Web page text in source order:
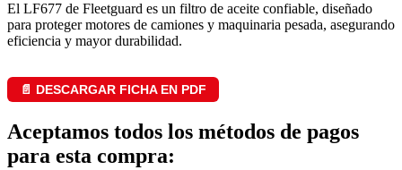
El LF677 de Fleetguard es un filtro de aceite confiable, diseñado
para proteger motores de camiones y maquinaria pesada, asegurando
eficiencia y mayor durabilidad.
📄 DESCARGAR FICHA EN PDF
Aceptamos todos los métodos de pagos
para esta compra: